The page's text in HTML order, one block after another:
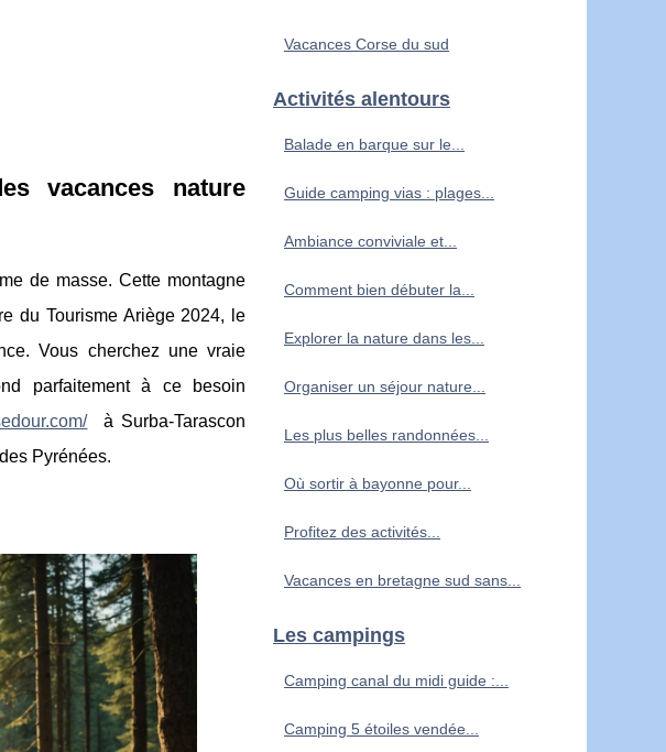
vacances nature
de masse. Cette montagne
du Tourisme Ariège 2024, le
Vous cherchez une vraie
parfaitement à ce besoin
à Surba-Tarascon
Pyrénées.
Vacances Corse du sud
Activités alentours
Balade en barque sur le...
Guide camping vias : plages...
Ambiance conviviale et...
Comment bien débuter la...
Explorer la nature dans les...
Organiser un séjour nature...
Les plus belles randonnées...
Où sortir à bayonne pour...
Profitez des activités...
Vacances en bretagne sud sans...
Les campings
Camping canal du midi guide :...
Camping 5 étoiles vendée...